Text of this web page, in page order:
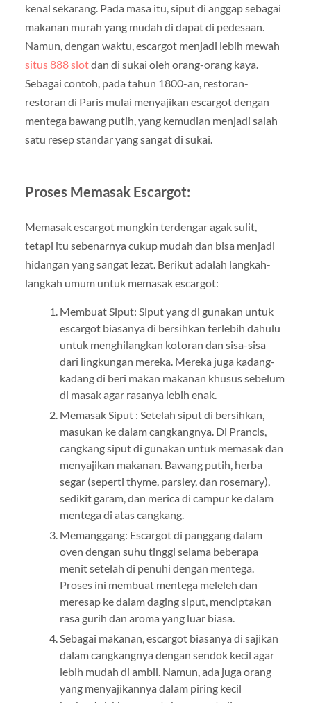
kenal sekarang. Pada masa itu, siput di anggap sebagai
makanan murah yang mudah di dapat di pedesaan.
Namun, dengan waktu, escargot menjadi lebih mewah
situs 888 slotdan di sukai oleh orang-orang kaya.
Sebagai contoh, pada tahun 1800-an, restoran-
restoran di Paris mulai menyajikan escargot dengan
mentega bawang putih, yang kemudian menjadi salah
satu resep standar yang sangat di sukai.
Proses Memasak Escargot:
Memasak escargot mungkin terdengar agak sulit,
tetapi itu sebenarnya cukup mudah dan bisa menjadi
hidangan yang sangat lezat. Berikut adalah langkah-
langkah umum untuk memasak escargot:
Membuat Siput: Siput yang di gunakan untuk
escargot biasanya di bersihkan terlebih dahulu
untuk menghilangkan kotoran dan sisa-sisa
dari lingkungan mereka. Mereka juga kadang-
kadang di beri makan makanan khusus sebelum
di masak agar rasanya lebih enak.
Memasak Siput : Setelah siput di bersihkan,
masukan ke dalam cangkangnya. Di Prancis,
cangkang siput di gunakan untuk memasak dan
menyajikan makanan. Bawang putih, herba
segar (seperti thyme, parsley, dan rosemary),
sedikit garam, dan merica di campur ke dalam
mentega di atas cangkang.
Memanggang: Escargot di panggang dalam
oven dengan suhu tinggi selama beberapa
menit setelah di penuhi dengan mentega.
Proses ini membuat mentega meleleh dan
meresap ke dalam daging siput, menciptakan
rasa gurih dan aroma yang luar biasa.
Sebagai makanan, escargot biasanya di sajikan
dalam cangkangnya dengan sendok kecil agar
lebih mudah di ambil. Namun, ada juga orang
yang menyajikannya dalam piring kecil